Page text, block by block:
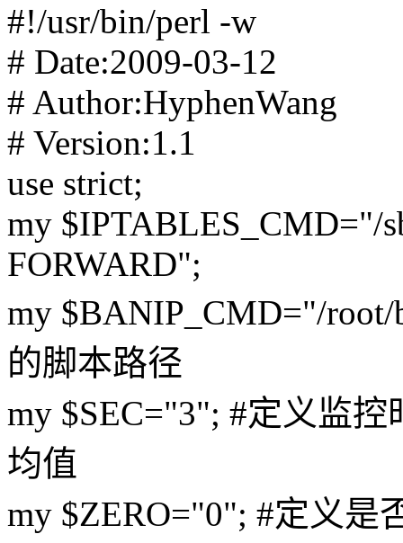
#!/usr/bin/perl -w
# Date:2009-03-12
# Author:HyphenWang
# Version:1.1
use strict;
my $IPTABLES_CMD="/
FORWARD";
my $BANIP_CMD="/
的脚本路径
my $SEC="3"; #定义监
均值
my $ZERO="0"; #定义是